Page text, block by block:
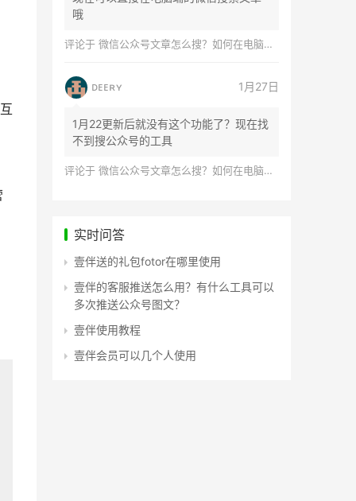
哦
评论于 微信公众号文章怎么搜？如何在电脑上搜索公众号文章？
ᴅᴇᴇʀʏ 1月27日
1月22更新后就没有这个功能了？现在找
不到搜公众号的工具
评论于 微信公众号文章怎么搜？如何在电脑上搜索公众号文章？
实时问答
壹伴送的礼包fotor在哪里使用
壹伴的客服推送怎么用？有什么工具可以
多次推送公众号图文？
壹伴使用教程
壹伴会员可以几个人使用